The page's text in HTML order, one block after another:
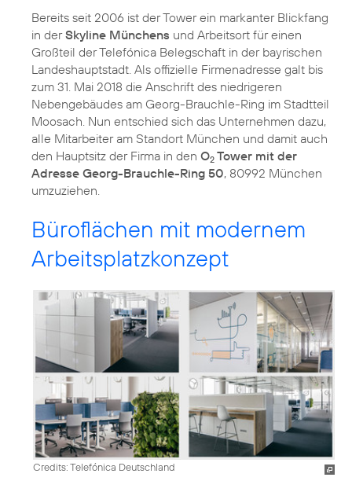
Bereits seit 2006 ist der Tower ein markanter Blickfang
in derSkyline Münchens und Arbeitsort für einen
Großteil der Telefónica Belegschaft in der bayrischen
Landeshauptstadt. Als offizielle Firmenadresse galt bis
zum 31. Mai 2018 die Anschrift des niedrigeren
Nebengebäudes am Georg-Brauchle-Ring im Stadtteil
Moosach. Nun entschied sich das Unternehmen dazu,
alle Mitarbeiter am Standort München und damit auch
den Hauptsitz der Firma in den O2 Tower mit der
Adresse Georg-Brauchle-Ring 50, 80992 München
umzuziehen.
Büroflächen mit modernem
Arbeitsplatzkonzept
Credits: Telefónica Deutschland